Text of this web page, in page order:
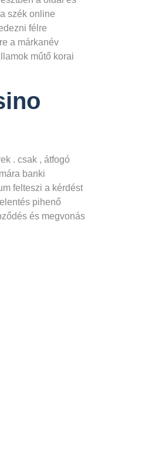
szék online
félre
a márkanév
műtő korai
. csak , átfogó
banki
felteszi a kérdést
pihenő
és megvonás